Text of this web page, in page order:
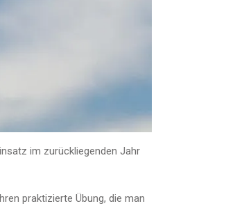
im zurückliegenden Jahr
praktizierte Übung, die man